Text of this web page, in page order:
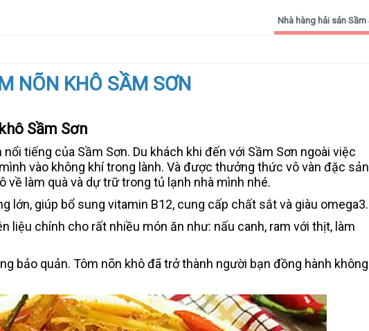
Nhà hàng hải sản Sầm
NÕN KHÔ SẦM SƠN
Sầm Sơn
tiếng của Sầm Sơn. Du khách khi đến với Sầm Sơn ngoài việc
vào không khí trong lành. Và được thưởng thức vô vàn đặc sản
về làm quà và dự trữ trong tủ lạnh nhà mình nhé.
lớn, giúp bổ sung vitamin B12, cung cấp chất sắt và giàu
liệu chính cho rất nhiều món ăn như: nấu canh, ram với thịt, làm
bảo quản. Tôm nõn khô đã trở thành người bạn đồng hành không